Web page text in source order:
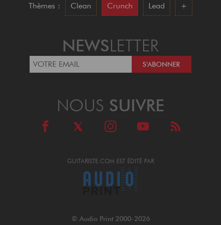
Thèmes :
Clean Crunch Lead +
NEWSLETTER
GUITARISTE.COM EST ÉDITÉ PAR
NOUS SUIVRE
© Audio Print 2000-2026